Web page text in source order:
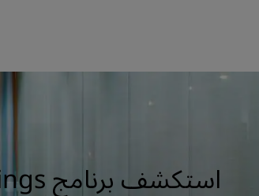
استكشف برنامج Radisson Meetings